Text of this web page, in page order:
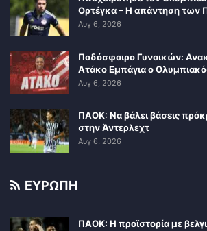
Ορτέγκα – Η απάντηση των
Αυγ 6, 2026
Ποδόσφαιρο Γυναικών:
Ατάκο Εμπάγια ο
Αυγ 6, 2026
ΠΑΟΚ: Να βάλει βάσεις
στην Άντερλεχτ
Αυγ 6, 2026
ΕΥΡΩΠΗ
ΠΑΟΚ: Η προϊστορία με